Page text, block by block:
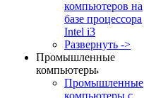
компьютеров на
базе процессора
Intel i3
Развернуть ->
Промышленные
компьютеры
Промышленные
компьютеры с